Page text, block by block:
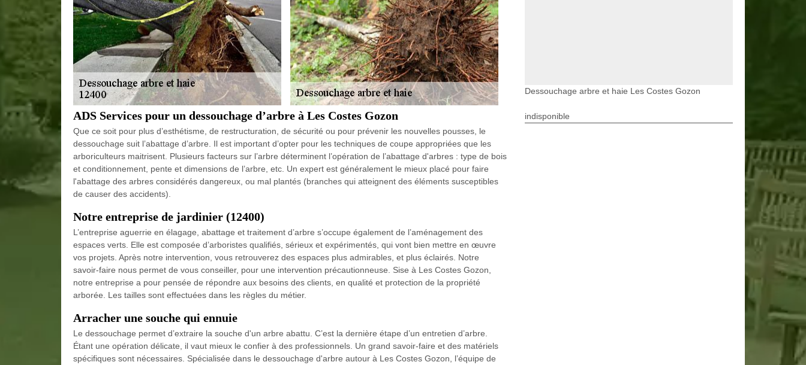
ADS Services pour un dessouchage d’arbre à Les Costes Gozon
Que ce soit pour plus d’esthétisme, de restructuration, de sécurité ou pour prévenir les nouvelles pousses, le
dessouchage suit l’abattage d’arbre. Il est important d’opter pour les techniques de coupe appropriées que les
arboriculteurs maitrisent. Plusieurs facteurs sur l’arbre déterminent l’opération de l’abattage d'arbres : type de bois
et conditionnement, pente et dimensions de l’arbre, etc. Un expert est généralement le mieux placé pour faire
l'abattage des arbres considérés dangereux, ou mal plantés (branches qui atteignent des éléments susceptibles
de causer des accidents).
Notre entreprise de jardinier (12400)
L’entreprise aguerrie en élagage, abattage et traitement d’arbre s’occupe également de l’aménagement des
espaces verts. Elle est composée d’arboristes qualifiés, sérieux et expérimentés, qui vont bien mettre en œuvre
vos projets. Après notre intervention, vous retrouverez des espaces plus admirables, et plus éclairés. Notre
savoir-faire nous permet de vous conseiller, pour une intervention précautionneuse. Sise à Les Costes Gozon,
notre entreprise a pour pensée de répondre aux besoins des clients, en qualité et protection de la propriété
arborée. Les tailles sont effectuées dans les règles du métier.
Arracher une souche qui ennuie
Le dessouchage permet d’extraire la souche d'un arbre abattu. C’est la dernière étape d’un entretien d’arbre.
Étant une opération délicate, il vaut mieux le confier à des professionnels. Un grand savoir-faire et des matériels
spécifiques sont nécessaires. Spécialisée dans le dessouchage d'arbre autour à Les Costes Gozon, l’équipe de
Dessouchage arbre et haie Les Costes Gozon
indisponible